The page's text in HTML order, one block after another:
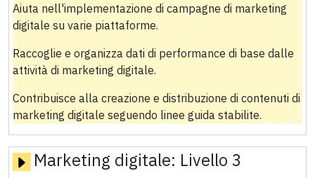
Aiuta nell'implementazione di campagne di marketing
digitale su varie piattaforme.
Raccoglie e organizza dati di performance di base dalle
attività di marketing digitale.
Contribuisce alla creazione e distribuzione di contenuti di
marketing digitale seguendo linee guida stabilite.
Marketing digitale: Livello 3